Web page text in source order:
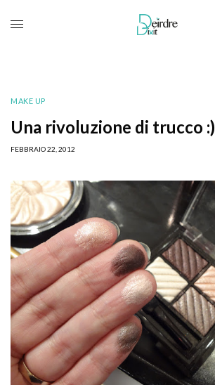
MAKE UP
Una rivoluzione di trucco :)
FEBBRAIO 22, 2012